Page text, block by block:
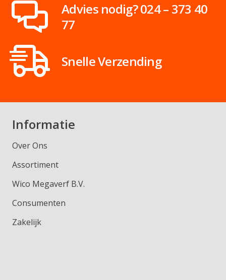
Advies nodig? 024 – 373 40
77
Snelle Verzending
Informatie
Over Ons
Assortiment
Wico Megaverf B.V.
Consumenten
Zakelijk